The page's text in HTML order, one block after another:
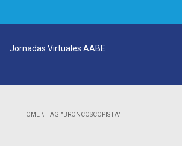
Jornadas Virtuales AABE
HOME \ TAG "BRONCOSCOPISTA"